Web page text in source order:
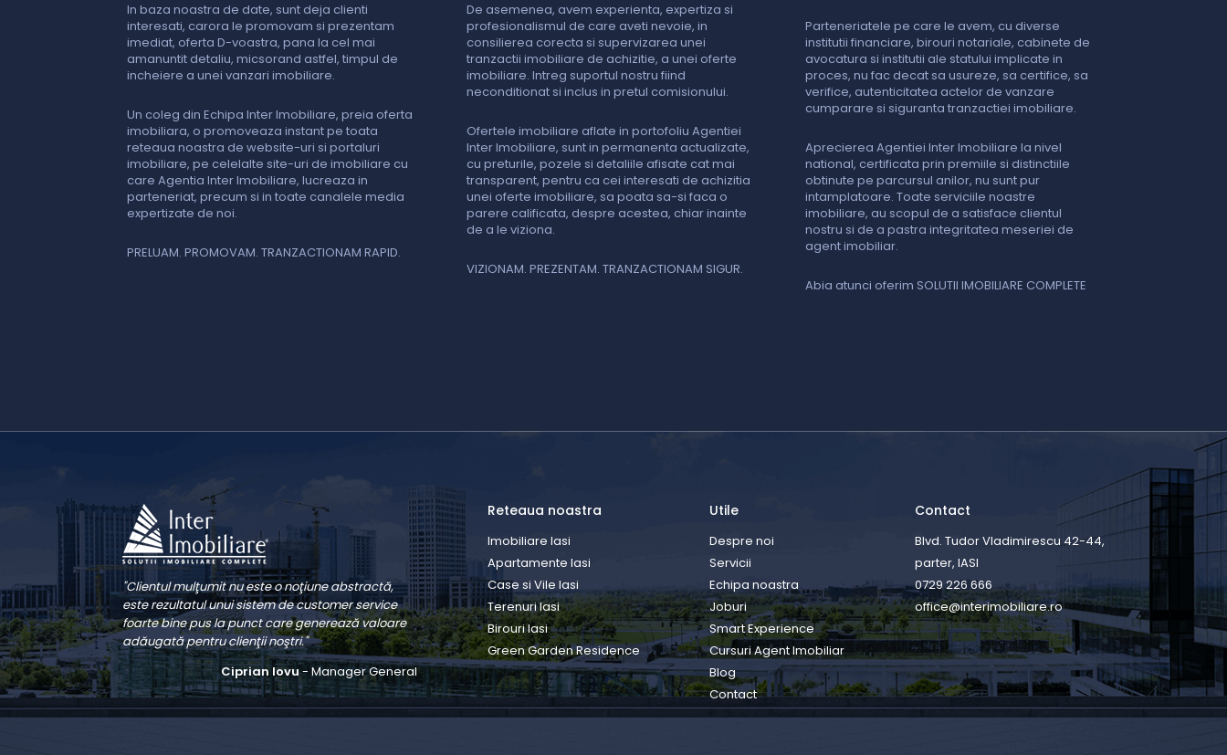
In baza noastra de date, sunt deja clienti
interesati, carora le promovam si prezentam
imediat, oferta D-voastra, pana la cel mai
amanuntit detaliu, micsorand astfel, timpul de
incheiere a unei vanzari imobiliare.
Un coleg din Echipa Inter Imobiliare, preia oferta
imobiliara, o promoveaza instant pe toata
reteaua noastra de website-uri si portaluri
imobiliare, pe celelalte site-uri de imobiliare cu
care Agentia Inter Imobiliare, lucreaza in
parteneriat, precum si in toate canalele media
expertizate de noi.
PRELUAM. PROMOVAM. TRANZACTIONAM RAPID.
De asemenea, avem experienta, expertiza si
profesionalismul de care aveti nevoie, in
consilierea corecta si supervizarea unei
tranzactii imobiliare de achizitie, a unei oferte
imobiliare. Intreg suportul nostru fiind
neconditionat si inclus in pretul comisionului.
Ofertele imobiliare aflate in portofoliu Agentiei
Inter Imobiliare, sunt in permanenta actualizate,
cu preturile, pozele si detaliile afisate cat mai
transparent, pentru ca cei interesati de achizitia
unei oferte imobiliare, sa poata sa-si faca o
parere calificata, despre acestea, chiar inainte
de a le viziona.
VIZIONAM. PREZENTAM. TRANZACTIONAM SIGUR.
Parteneriatele pe care le avem, cu diverse
institutii financiare, birouri notariale, cabinete de
avocatura si institutii ale statului implicate in
proces, nu fac decat sa usureze, sa certifice, sa
verifice, autenticitatea actelor de vanzare
cumparare si siguranta tranzactiei imobiliare.
Aprecierea Agentiei Inter Imobiliare la nivel
national, certificata prin premiile si distinctiile
obtinute pe parcursul anilor, nu sunt pur
intamplatoare. Toate serviciile noastre
imobiliare, au scopul de a satisface clientul
nostru si de a pastra integritatea meseriei de
agent imobiliar.
Abia atunci oferim SOLUTII IMOBILIARE COMPLETE
"Clientul mulţumit nu este o noţiune abstractă,
este rezultatul unui sistem de customer service
foarte bine pus la punct care generează valoare
adăugată pentru clienţii noştri."
Ciprian Iovu- Manager General
Reteaua noastra
Imobiliare Iasi
Apartamente Iasi
Case si Vile Iasi
Terenuri Iasi
Birouri Iasi
Green Garden Residence
Utile
Despre noi
Servicii
Echipa noastra
Joburi
Smart Experience
Cursuri Agent Imobiliar
Blog
Contact
Contact
Blvd. Tudor Vladimirescu 42-44,
parter, IASI
0729 226 666
office@interimobiliare.ro